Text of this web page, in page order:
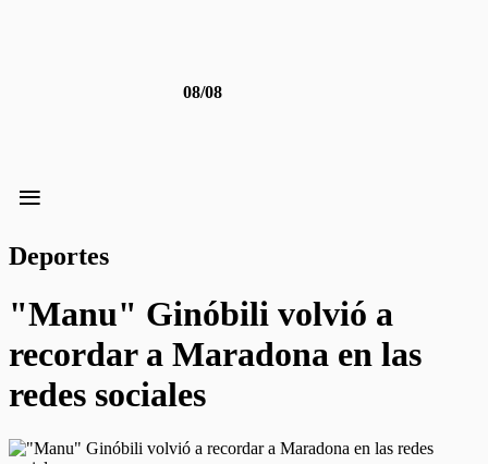
08/08
≡
Deportes
"Manu" Ginóbili volvió a
recordar a Maradona en las
redes sociales